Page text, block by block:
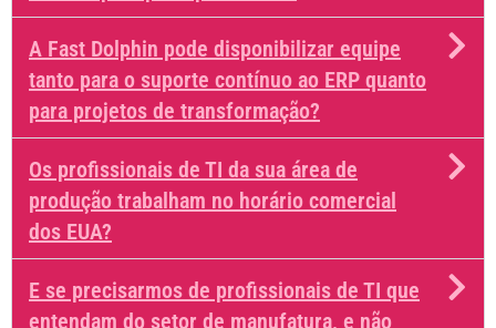
A Fast Dolphin pode disponibilizar equipe
tanto para o suporte contínuo ao ERP quanto
para projetos de transformação?
Os profissionais de TI da sua área de
produção trabalham no horário comercial
dos EUA?
E se precisarmos de profissionais de TI que
entendam do setor de manufatura, e não